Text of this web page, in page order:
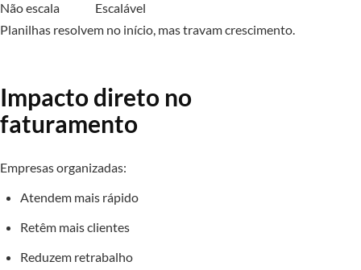
Não escala
Escalável
Planilhas resolvem no início, mas travam crescimento.
Impacto direto no
faturamento
Empresas organizadas:
Atendem mais rápido
Retêm mais clientes
Reduzem retrabalho